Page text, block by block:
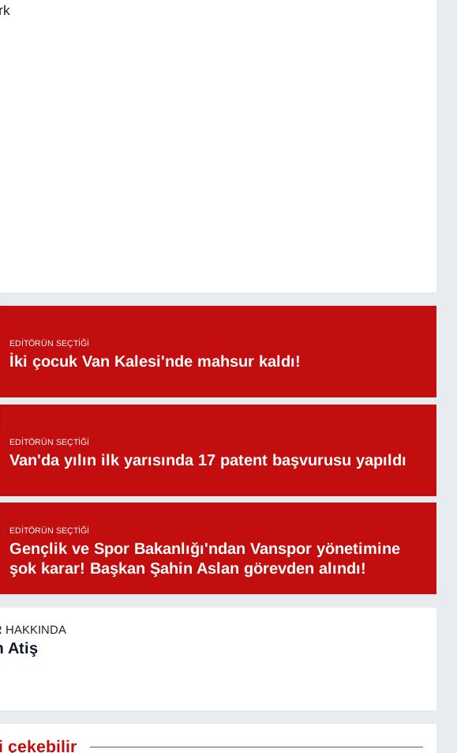
EDITÖRÜN SEÇTIĞI
İki çocuk Van Kalesi'nde mahsur kaldı!
EDITÖRÜN SEÇTIĞI
Van'da yılın ilk yarısında 17 patent başvurusu yapıldı
EDITÖRÜN SEÇTIĞI
Gençlik ve Spor Bakanlığı'ndan Vanspor yönetimine
şok karar! Başkan Şahin Aslan görevden alındı!
HAKKINDA
Atiş
çekebilir